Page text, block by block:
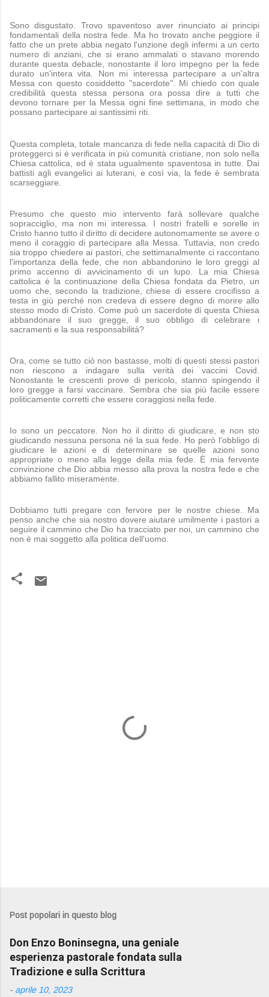
Sono disgustato. Trovo spaventoso aver rinunciato ai principi
fondamentali della nostra fede. Ma ho trovato anche peggiore il
fatto che un prete abbia negato l'unzione degli infermi a un certo
numero di anziani, che si erano ammalati o stavano morendo
durante questa debacle, nonostante il loro impegno per la fede
durato un'intera vita. Non mi interessa partecipare a un'altra
Messa con questo cosiddetto "sacerdote". Mi chiedo con quale
credibilità questa stessa persona ora possa dire a tutti che
devono tornare per la Messa ogni fine settimana, in modo che
possano partecipare ai santissimi riti.
Questa completa, totale mancanza di fede nella capacità di Dio di
proteggerci si è verificata in più comunità cristiane, non solo nella
Chiesa cattolica, ed è stata ugualmente spaventosa in tutte. Dai
battisti agli evangelici ai luterani, e così via, la fede è sembrata
scarseggiare.
Presumo che questo mio intervento farà sollevare qualche
sopracciglio, ma non mi interessa. I nostri fratelli e sorelle in
Cristo hanno tutto il diritto di decidere autonomamente se avere o
meno il coraggio di partecipare alla Messa. Tuttavia, non credo
sia troppo chiedere ai pastori, che settimanalmente ci raccontano
l'importanza della fede, che non abbandonino le loro greggi al
primo accenno di avvicinamento di un lupo. La mia Chiesa
cattolica è la continuazione della Chiesa fondata da Pietro, un
uomo che, secondo la tradizione, chiese di essere crocifisso a
testa in giù perché non credeva di essere degno di morire allo
stesso modo di Cristo. Come può un sacerdote di questa Chiesa
abbandonare il suo gregge, il suo obbligo di celebrare i
sacramenti e la sua responsabilità?
Ora, come se tutto ciò non bastasse, molti di questi stessi pastori
non riescono a indagare sulla verità dei vaccini Covid.
Nonostante le crescenti prove di pericolo, stanno spingendo il
loro gregge a farsi vaccinare. Sembra che sia più facile essere
politicamente corretti che essere coraggiosi nella fede.
Io sono un peccatore. Non ho il diritto di giudicare, e non sto
giudicando nessuna persona né la sua fede. Ho però l'obbligo di
giudicare le azioni e di determinare se quelle azioni sono
appropriate o meno alla legge della mia fede. È mia fervente
convinzione che Dio abbia messo alla prova la nostra fede e che
abbiamo fallito miseramente.
Dobbiamo tutti pregare con fervore per le nostre chiese. Ma
penso anche che sia nostro dovere aiutare umilmente i pastori a
seguire il cammino che Dio ha tracciato per noi, un cammino che
non è mai soggetto alla politica dell'uomo.
Post popolari in questo blog
Don Enzo Boninsegna, una geniale
esperienza pastorale fondata sulla
Tradizione e sulla Scrittura
- aprile 10, 2023